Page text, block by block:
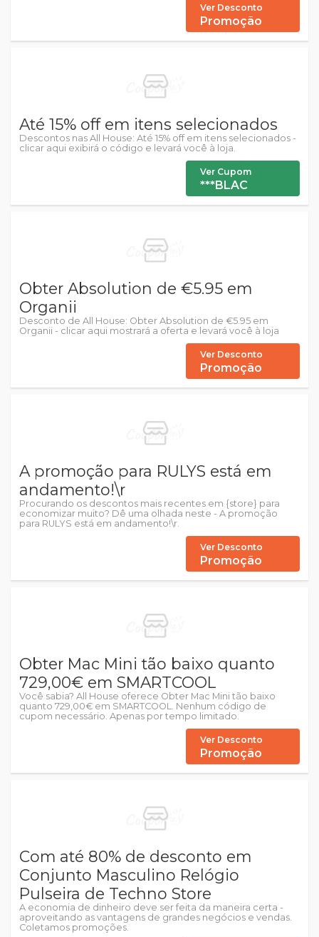
Ver Desconto
Promoção
Até 15% off em itens selecionados
Descontos nas All House: Até 15% off em itens selecionados -
clicar aqui exibirá o código e levará você à loja.
Ver Cupom
***BLAC
Obter Absolution de €5.95 em
Organii
Desconto de All House: Obter Absolution de €5.95 em
Organii - clicar aqui mostrará a oferta e levará você à loja
Ver Desconto
Promoção
A promoção para RULYS está em
andamento!\r
Procurando os descontos mais recentes em {store} para
economizar muito? Dê uma olhada neste - A promoção
para RULYS está em andamento!\r.
Ver Desconto
Promoção
Obter Mac Mini tão baixo quanto
729,00€ em SMARTCOOL
Você sabia? All House oferece Obter Mac Mini tão baixo
quanto 729,00€ em SMARTCOOL. Nenhum código de
cupom necessário. Apenas por tempo limitado.
Ver Desconto
Promoção
Com até 80% de desconto em
Conjunto Masculino Relógio
Pulseira de Techno Store
A economia de dinheiro deve ser feita da maneira certa -
aproveitando as vantagens de grandes negócios e vendas.
Coletamos promoções.